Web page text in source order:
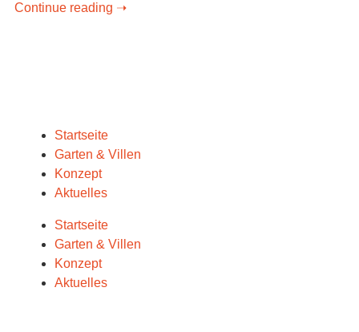
Continue reading ➝
Startseite
Garten & Villen
Konzept
Aktuelles
Startseite
Garten & Villen
Konzept
Aktuelles